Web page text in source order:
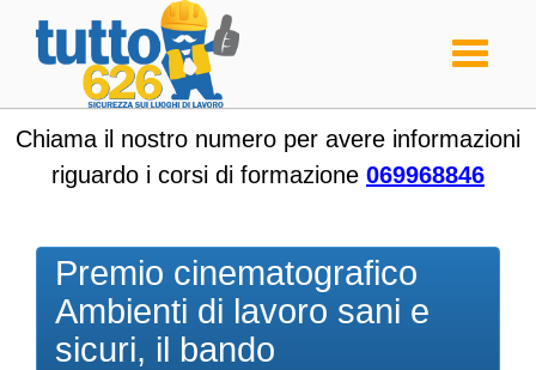
Toggle
Chiama il nostro numero per avere informazioni
riguardo i corsi di formazione 069968846
Premio cinematografico
Ambienti di lavoro sani e
sicuri, il bando